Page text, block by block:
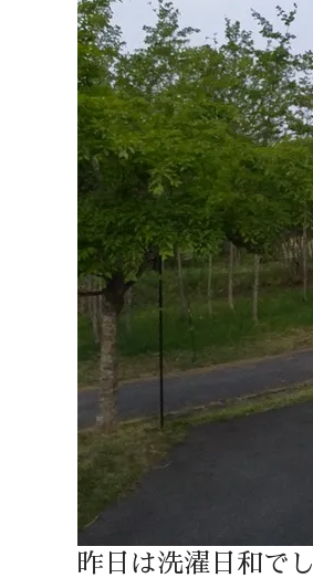
昨日は洗濯日和でし